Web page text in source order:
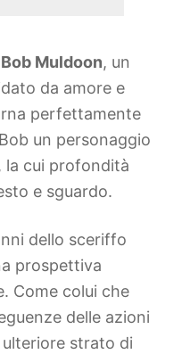
Bob Muldoon, un
da amore e
perfettamente
un personaggio
la cui profondità
e sguardo.
dello sceriffo
prospettiva
Come colui che
delle azioni
strato di